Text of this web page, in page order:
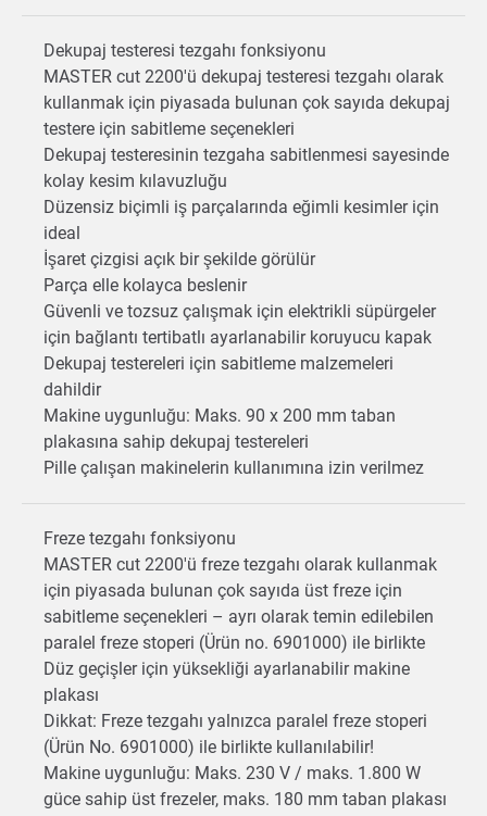
Dekupaj testeresi tezgahı fonksiyonu
MASTER cut 2200'ü dekupaj testeresi tezgahı olarak
kullanmak için piyasada bulunan çok sayıda dekupaj
testere için sabitleme seçenekleri
Dekupaj testeresinin tezgaha sabitlenmesi sayesinde
kolay kesim kılavuzluğu
Düzensiz biçimli iş parçalarında eğimli kesimler için
ideal
İşaret çizgisi açık bir şekilde görülür
Parça elle kolayca beslenir
Güvenli ve tozsuz çalışmak için elektrikli süpürgeler
için bağlantı tertibatlı ayarlanabilir koruyucu kapak
Dekupaj testereleri için sabitleme malzemeleri
dahildir
Makine uygunluğu: Maks. 90 x 200 mm taban
plakasına sahip dekupaj testereleri
Pille çalışan makinelerin kullanımına izin verilmez
Freze tezgahı fonksiyonu
MASTER cut 2200'ü freze tezgahı olarak kullanmak
için piyasada bulunan çok sayıda üst freze için
sabitleme seçenekleri – ayrı olarak temin edilebilen
paralel freze stoperi (Ürün no. 6901000) ile birlikte
Düz geçişler için yüksekliği ayarlanabilir makine
plakası
Dikkat: Freze tezgahı yalnızca paralel freze stoperi
(Ürün No. 6901000) ile birlikte kullanılabilir!
Makine uygunluğu: Maks. 230 V / maks. 1.800 W
güce sahip üst frezeler, maks. 180 mm taban plakası